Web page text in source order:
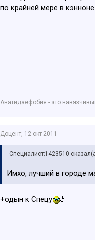
по крайней мере в
Анатидаефобия - это
Доцент, 12 окт 2011
Специалист;1423510
Имхо, лучший в городе
+одын к Спецу